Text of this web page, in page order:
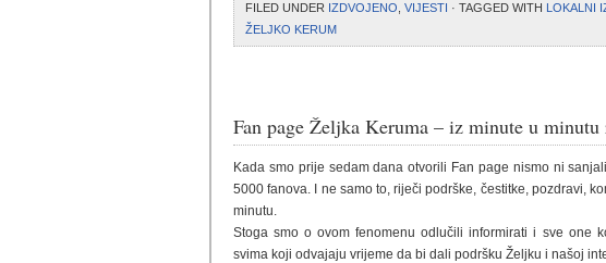
FILED UNDER IZDVOJENO VIJESTI · TAGGED WITH LOKALNI
ŽELJKO KERUM
Fan page Željka Keruma – iz minute u
Kada smo prije sedam dana otvorili Fan page nismo ni
5000 fanova. I ne samo to, riječi podrške, čestitke, pozdravi,
minutu.
Stoga smo o ovom fenomenu odlučili informirati i sve one
svima koji odvajaju vrijeme da bi dali podršku Željku i našoj